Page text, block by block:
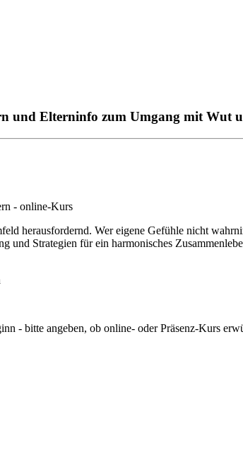
und Elterninfo zum Umgang mit Wut
- online-Kurs
herausfordernd. Wer eigene Gefühle nicht
und Strategien für ein harmonisches
- bitte angeben, ob online- oder Präsenz-Kurs